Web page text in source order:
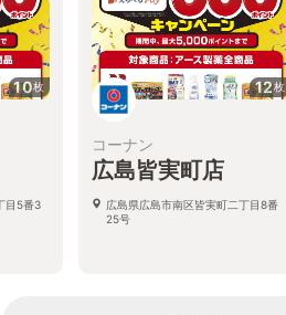
10枚
目5番3
12枚
コーナン
広島皆実町店
広島県広島市南区皆実町二丁目8番
25号